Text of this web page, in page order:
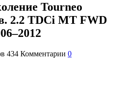
Tourneo
2.2 TDCi MT FWD
434 Комментарии 0